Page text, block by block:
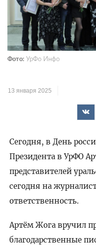
Фото: УрФо Инфо
13 января 2025
Сегодня, в День
Президента в УрФО
представителей
сегодня на
ответственность.
Артём Жога вручил
благодарственные